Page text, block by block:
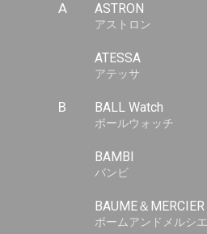
A ASTRON
アストロン
ATESSA
アテッサ
B BALL Watch
ボールウォッチ
BAMBI
バンビ
BAUME＆MERCIER
ボームアンドメルシエ